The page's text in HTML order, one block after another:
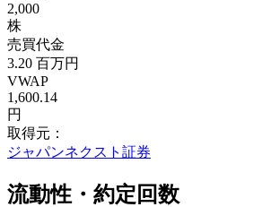
2,000
株
売買代金
3.20 百万円
VWAP
1,600.14
円
取得元：
ジャパンネクスト証券
流動性・約定回数